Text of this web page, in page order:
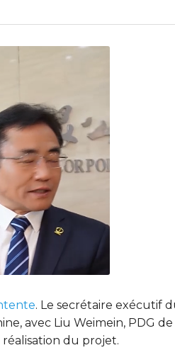
. Le secrétaire exécutif
avec Liu Weimein, PDG de
réalisation du projet.